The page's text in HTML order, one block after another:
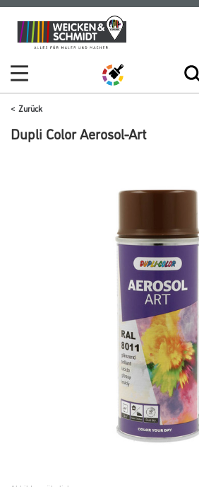
Zum
Inhalt
Zum
Navigationsmenü
Zurück
Dupli Color Aerosol-Art